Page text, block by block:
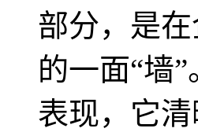
部分，是
的一面“墙
表现，它